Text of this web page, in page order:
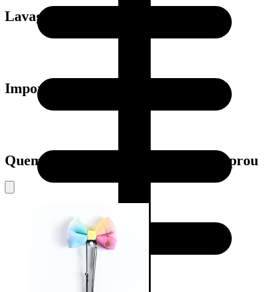
Lavagem
Importante:
Quem viu este produto também comprou